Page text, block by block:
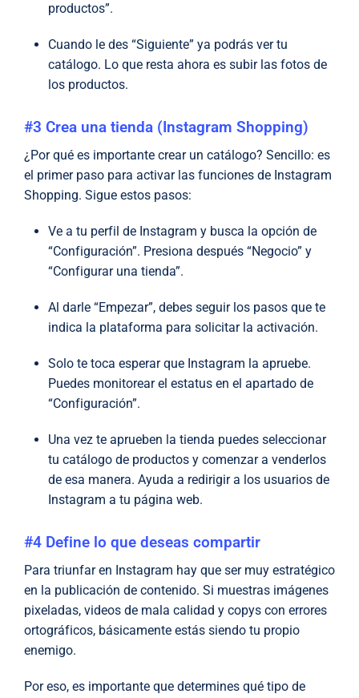
productos”.
Cuando le des “Siguiente” ya podrás ver tu
catálogo. Lo que resta ahora es subir las fotos de
los productos.
#3 Crea una tienda (Instagram Shopping)
¿Por qué es importante crear un catálogo? Sencillo: es
el primer paso para activar las funciones de Instagram
Shopping. Sigue estos pasos:
Ve a tu perfil de Instagram y busca la opción de
“Configuración”. Presiona después “Negocio” y
“Configurar una tienda”.
Al darle “Empezar”, debes seguir los pasos que te
indica la plataforma para solicitar la activación.
Solo te toca esperar que Instagram la apruebe.
Puedes monitorear el estatus en el apartado de
“Configuración”.
Una vez te aprueben la tienda puedes seleccionar
tu catálogo de productos y comenzar a venderlos
de esa manera. Ayuda a redirigir a los usuarios de
Instagram a tu página web.
#4 Define lo que deseas compartir
Para triunfar en Instagram hay que ser muy estratégico
en la publicación de contenido. Si muestras imágenes
pixeladas, videos de mala calidad y copys con errores
ortográficos, básicamente estás siendo tu propio
enemigo.
Por eso, es importante que determines qué tipo de